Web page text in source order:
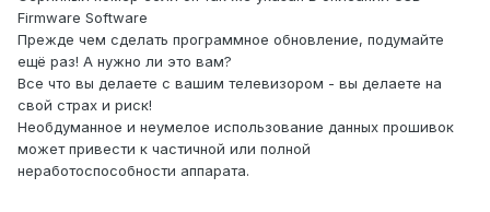
Firmware Software
Прежде чем сделать программное обновление, подумайте
ещё раз! А нужно ли это вам?
Все что вы делаете с вашим телевизором - вы делаете на
свой страх и риск!
Необдуманное и неумелое использование данных прошивок
может привести к частичной или полной
неработоспособности аппарата.